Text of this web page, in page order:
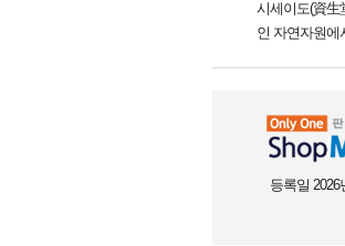
시세이도(資生
인 자연자원에
등록일 2026